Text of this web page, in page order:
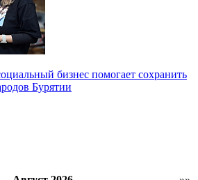
бизнес помогает сохранить
Бурятии